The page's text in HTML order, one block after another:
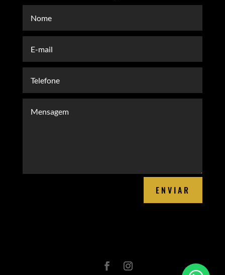
ENVIAR